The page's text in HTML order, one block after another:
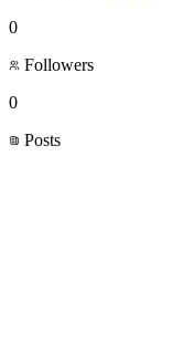
0
Followers
0
Posts